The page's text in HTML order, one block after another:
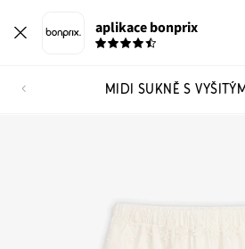
aplikace bonprix
MIDI SUKNĚ S